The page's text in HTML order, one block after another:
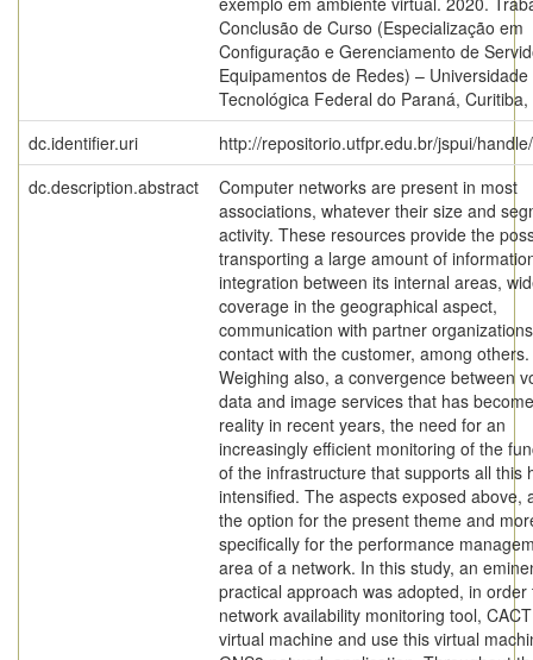
Conclusão de Curso (Especialização em
Configuração e Gerenciamento de
Equipamentos de Redes) – Universidade
Tecnológica Federal do Paraná,
dc.identifier.uri
http://repositorio.utfpr.edu.br/jspui/
dc.description.abstract
Computer networks are present in most
associations, whatever their size and
activity. These resources provide the
transporting a large amount of
integration between its internal areas,
coverage in the geographical aspect,
communication with partner
contact with the customer, among others.
Weighing also, a convergence between
data and image services that has
reality in recent years, the need for an
increasingly efficient monitoring of the
of the infrastructure that supports all this
intensified. The aspects exposed above,
the option for the present theme and
specifically for the performance
area of a network. In this study, an
practical approach was adopted, in order
network availability monitoring tool,
virtual machine and use this virtual